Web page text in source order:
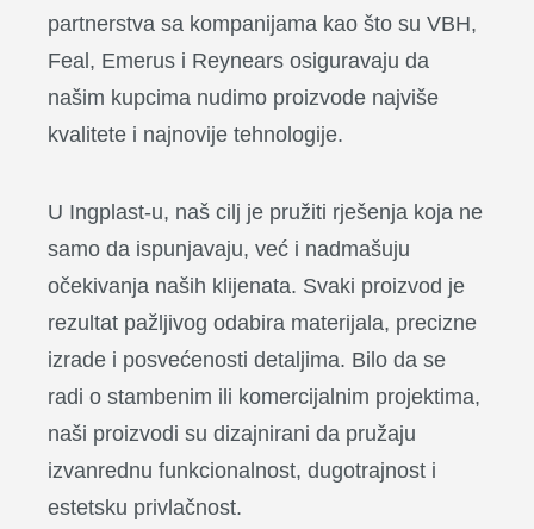
partnerstva sa kompanijama kao što su VBH,
Feal, Emerus i Reynears osiguravaju da
našim kupcima nudimo proizvode najviše
kvalitete i najnovije tehnologije.
U Ingplast-u, naš cilj je pružiti rješenja koja ne
samo da ispunjavaju, već i nadmašuju
očekivanja naših klijenata. Svaki proizvod je
rezultat pažljivog odabira materijala, precizne
izrade i posvećenosti detaljima. Bilo da se
radi o stambenim ili komercijalnim projektima,
naši proizvodi su dizajnirani da pružaju
izvanrednu funkcionalnost, dugotrajnost i
estetsku privlačnost.